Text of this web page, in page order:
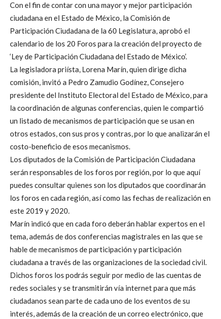
Con el fin de contar con una mayor y mejor participación
ciudadana en el Estado de México, la Comisión de
Participación Ciudadana de la 60 Legislatura, aprobó el
calendario de los 20 Foros para la creación del proyecto de
‘Ley de Participación Ciudadana del Estado de México’.
La legisladora priísta, Lorena Marín, quien dirige dicha
comisión, invitó a Pedro Zamudio Godínez, Consejero
presidente del Instituto Electoral del Estado de México, para
la coordinación de algunas conferencias, quien le compartió
un listado de mecanismos de participación que se usan en
otros estados, con sus pros y contras, por lo que analizarán el
costo-beneficio de esos mecanismos.
Los diputados de la Comisión de Participación Ciudadana
serán responsables de los foros por región, por lo que aquí
puedes consultar quienes son los diputados que coordinarán
los foros en cada región, así como las fechas de realización en
este 2019 y 2020.
Marín indicó que en cada foro deberán hablar expertos en el
tema, además de dos conferencias magistrales en las que se
hable de mecanismos de participación y participación
ciudadana a través de las organizaciones de la sociedad civil.
Dichos foros los podrás seguir por medio de las cuentas de
redes sociales y se transmitirán vía internet para que más
ciudadanos sean parte de cada uno de los eventos de su
interés, además de la creación de un correo electrónico, que